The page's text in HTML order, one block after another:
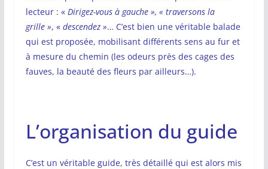
lecteur : « Dirigez-vous à gauche », « traversons la
grille », « descendez »… C’est bien une véritable balade
qui est proposée, mobilisant différents sens au fur et
à mesure du chemin (les odeurs près des cages des
fauves, la beauté des fleurs par ailleurs…).
L’organisation du guide
C’est un véritable guide, très détaillé qui est alors mis